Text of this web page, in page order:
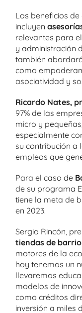
Los beneficios
incluyen
relevantes para
y administración
también
como
asociatividad y
Ricardo Nates,
97% de las
micro y
especialmente
su contribución a
empleos que
Para el caso de
de su programa
tiene la meta de
en 2023.
Sergio Rincón,
tiendas de
motores de la
hoy tenemos un
llevaremos
modelos de
como créditos
inversión a miles